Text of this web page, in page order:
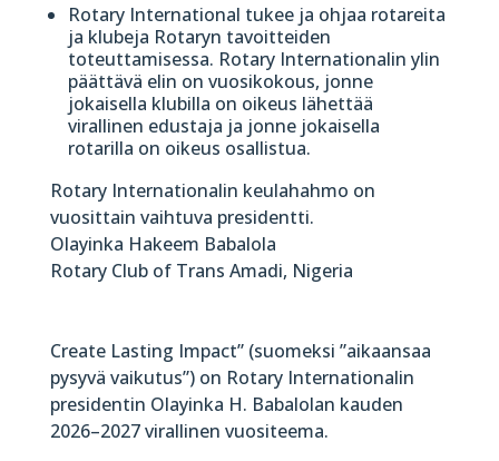
Rotary International tukee ja ohjaa rotareita
ja klubeja Rotaryn tavoitteiden
toteuttamisessa. Rotary Internationalin ylin
päättävä elin on vuosikokous, jonne
jokaisella klubilla on oikeus lähettää
virallinen edustaja ja jonne jokaisella
rotarilla on oikeus osallistua.
Rotary Internationalin keulahahmo on
vuosittain vaihtuva presidentti.
Olayinka Hakeem Babalola
Rotary Club of Trans Amadi, Nigeria
Create Lasting Impact” (suomeksi ”aikaansaa
pysyvä vaikutus”) on Rotary Internationalin
presidentin Olayinka H. Babalolan kauden
2026–2027 virallinen vuositeema.